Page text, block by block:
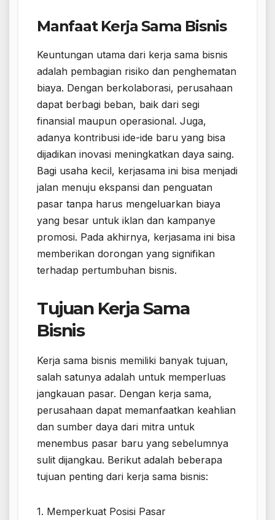
Manfaat Kerja Sama Bisnis
Keuntungan utama dari kerja sama bisnis
adalah pembagian risiko dan penghematan
biaya. Dengan berkolaborasi, perusahaan
dapat berbagi beban, baik dari segi
finansial maupun operasional. Juga,
adanya kontribusi ide-ide baru yang bisa
dijadikan inovasi meningkatkan daya saing.
Bagi usaha kecil, kerjasama ini bisa menjadi
jalan menuju ekspansi dan penguatan
pasar tanpa harus mengeluarkan biaya
yang besar untuk iklan dan kampanye
promosi. Pada akhirnya, kerjasama ini bisa
memberikan dorongan yang signifikan
terhadap pertumbuhan bisnis.
Tujuan Kerja Sama
Bisnis
Kerja sama bisnis memiliki banyak tujuan,
salah satunya adalah untuk memperluas
jangkauan pasar. Dengan kerja sama,
perusahaan dapat memanfaatkan keahlian
dan sumber daya dari mitra untuk
menembus pasar baru yang sebelumnya
sulit dijangkau. Berikut adalah beberapa
tujuan penting dari kerja sama bisnis:
1. Memperkuat Posisi Pasar